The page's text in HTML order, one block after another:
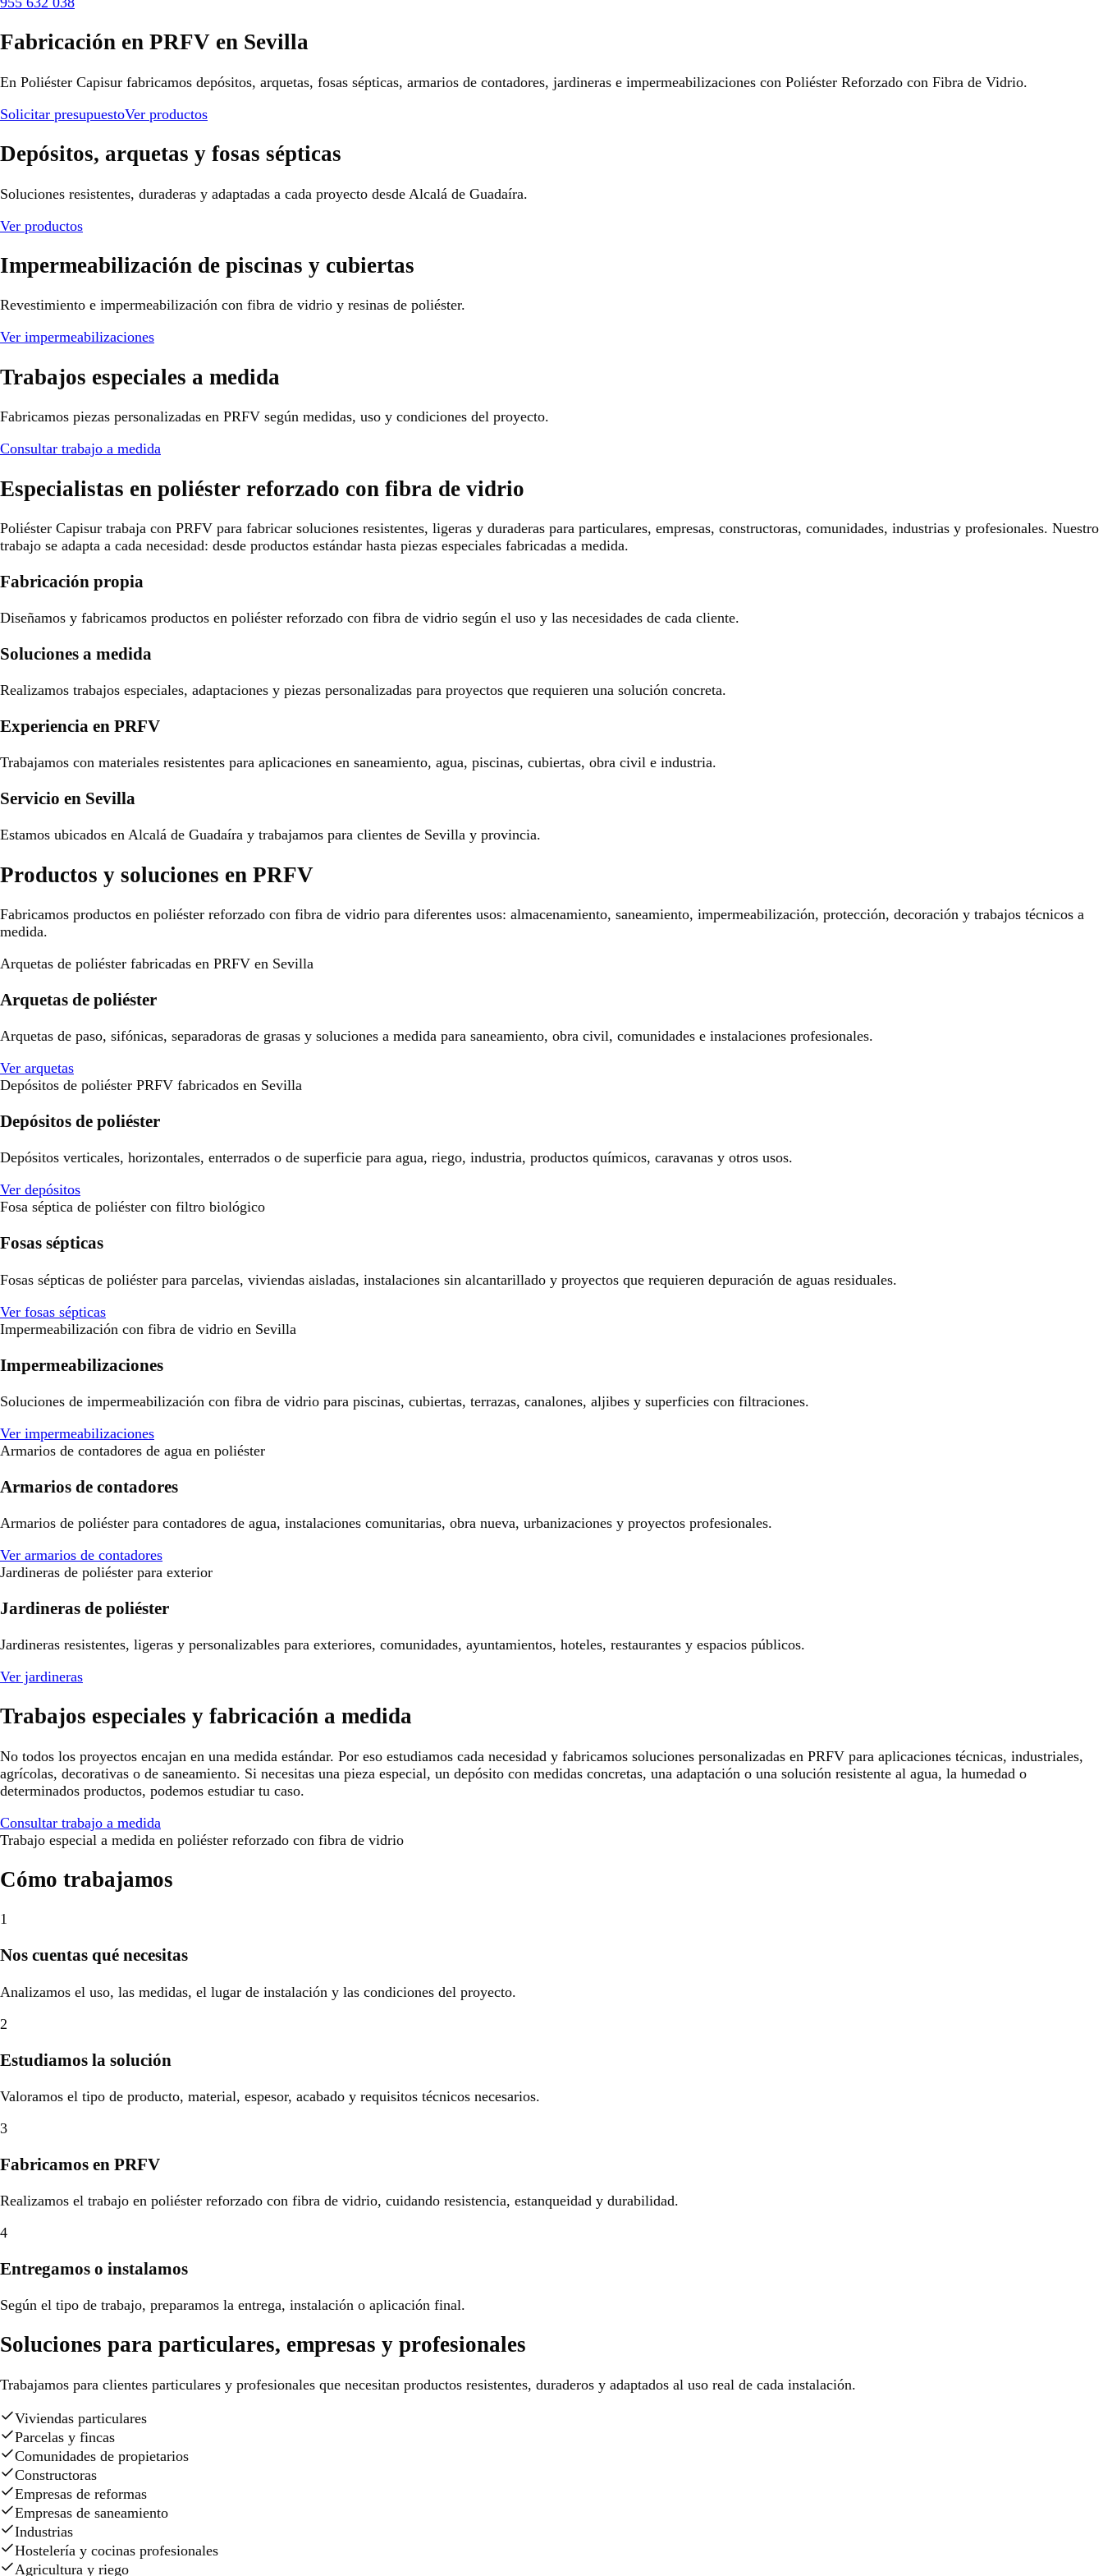
Fabricación en PRFV en Sevilla
En Poliéster Capisur fabricamos depósitos, arquetas, fosas sépticas, armarios de contadores, jardineras e impermeabilizaciones con Poliéster Reforzado con Fibra de Vidrio.
Solicitar presupuestoVer productos
Depósitos, arquetas y fosas sépticas
Soluciones resistentes, duraderas y adaptadas a cada proyecto desde Alcalá de Guadaíra.
Ver productos
Impermeabilización de piscinas y cubiertas
Revestimiento e impermeabilización con fibra de vidrio y resinas de poliéster.
Ver impermeabilizaciones
Trabajos especiales a medida
Fabricamos piezas personalizadas en PRFV según medidas, uso y condiciones del proyecto.
Consultar trabajo a medida
Especialistas en poliéster reforzado con fibra de vidrio
Poliéster Capisur trabaja con PRFV para fabricar soluciones resistentes, ligeras y duraderas para particulares, empresas, constructoras, comunidades, industrias y profesionales. Nuestro
trabajo se adapta a cada necesidad: desde productos estándar hasta piezas especiales fabricadas a medida.
Fabricación propia
Diseñamos y fabricamos productos en poliéster reforzado con fibra de vidrio según el uso y las necesidades de cada cliente.
Soluciones a medida
Realizamos trabajos especiales, adaptaciones y piezas personalizadas para proyectos que requieren una solución concreta.
Experiencia en PRFV
Trabajamos con materiales resistentes para aplicaciones en saneamiento, agua, piscinas, cubiertas, obra civil e industria.
Servicio en Sevilla
Estamos ubicados en Alcalá de Guadaíra y trabajamos para clientes de Sevilla y provincia.
Productos y soluciones en PRFV
Fabricamos productos en poliéster reforzado con fibra de vidrio para diferentes usos: almacenamiento, saneamiento, impermeabilización, protección, decoración y trabajos técnicos a
medida.
Arquetas de poliéster fabricadas en PRFV en Sevilla
Arquetas de poliéster
Arquetas de paso, sifónicas, separadoras de grasas y soluciones a medida para saneamiento, obra civil, comunidades e instalaciones profesionales.
Ver arquetas
Depósitos de poliéster PRFV fabricados en Sevilla
Depósitos de poliéster
Depósitos verticales, horizontales, enterrados o de superficie para agua, riego, industria, productos químicos, caravanas y otros usos.
Ver depósitos
Fosa séptica de poliéster con filtro biológico
Fosas sépticas
Fosas sépticas de poliéster para parcelas, viviendas aisladas, instalaciones sin alcantarillado y proyectos que requieren depuración de aguas residuales.
Ver fosas sépticas
Impermeabilización con fibra de vidrio en Sevilla
Impermeabilizaciones
Soluciones de impermeabilización con fibra de vidrio para piscinas, cubiertas, terrazas, canalones, aljibes y superficies con filtraciones.
Ver impermeabilizaciones
Armarios de contadores de agua en poliéster
Armarios de contadores
Armarios de poliéster para contadores de agua, instalaciones comunitarias, obra nueva, urbanizaciones y proyectos profesionales.
Ver armarios de contadores
Jardineras de poliéster para exterior
Jardineras de poliéster
Jardineras resistentes, ligeras y personalizables para exteriores, comunidades, ayuntamientos, hoteles, restaurantes y espacios públicos.
Ver jardineras
Trabajos especiales y fabricación a medida
No todos los proyectos encajan en una medida estándar. Por eso estudiamos cada necesidad y fabricamos soluciones personalizadas en PRFV para aplicaciones técnicas, industriales,
agrícolas, decorativas o de saneamiento. Si necesitas una pieza especial, un depósito con medidas concretas, una adaptación o una solución resistente al agua, la humedad o
determinados productos, podemos estudiar tu caso.
Consultar trabajo a medida
Trabajo especial a medida en poliéster reforzado con fibra de vidrio
Cómo trabajamos
1
Nos cuentas qué necesitas
Analizamos el uso, las medidas, el lugar de instalación y las condiciones del proyecto.
2
Estudiamos la solución
Valoramos el tipo de producto, material, espesor, acabado y requisitos técnicos necesarios.
3
Fabricamos en PRFV
Realizamos el trabajo en poliéster reforzado con fibra de vidrio, cuidando resistencia, estanqueidad y durabilidad.
4
Entregamos o instalamos
Según el tipo de trabajo, preparamos la entrega, instalación o aplicación final.
Soluciones para particulares, empresas y profesionales
Trabajamos para clientes particulares y profesionales que necesitan productos resistentes, duraderos y adaptados al uso real de cada instalación.
Viviendas particulares
Parcelas y fincas
Comunidades de propietarios
Constructoras
Empresas de reformas
Empresas de saneamiento
Industrias
Hostelería y cocinas profesionales
Agricultura y riego